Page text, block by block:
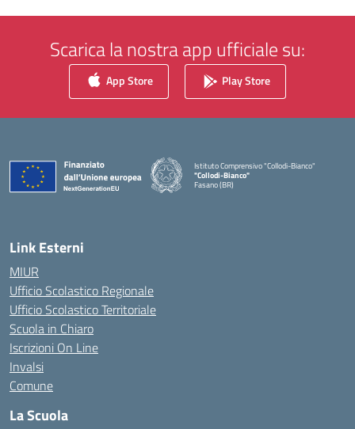
Scarica la nostra app ufficiale su:
App Store Play Store
Istituto Comprensivo "Collodi-Bianco"
"Collodi-Bianco"
Fasano (BR)
Link Esterni
MIUR
Ufficio Scolastico Regionale
Ufficio Scolastico Territoriale
Scuola in Chiaro
Iscrizioni On Line
Invalsi
Comune
La Scuola